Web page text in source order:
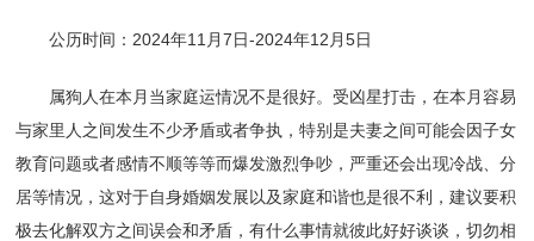
公历时间：2024年11月7日-2024年12月5日
属狗人在本月当家庭运情况不是很好。受凶星打击，在本月容易
与家里人之间发生不少矛盾或者争执，特别是夫妻之间可能会因子女
教育问题或者感情不顺等等而爆发激烈争吵，严重还会出现冷战、分
居等情况，这对于自身婚姻发展以及家庭和谐也是很不利，建议要积
极去化解双方之间误会和矛盾，有什么事情就彼此好好谈谈，切勿相